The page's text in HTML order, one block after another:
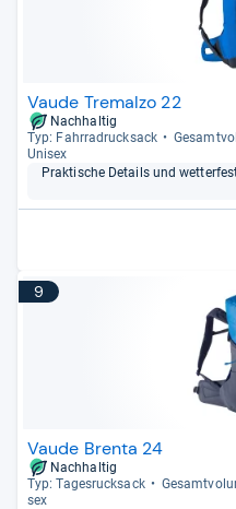
Vaude Tremalzo 22
Nachhaltig
Typ: Fahr­radruck­sack
Uni­sex
Prak­ti­sche Details und
9
Vaude Brenta 24
Nachhaltig
Typ: Tages­ruck­sack
sex